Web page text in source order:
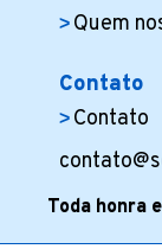
Quem
Contato
Contato
Toda honra